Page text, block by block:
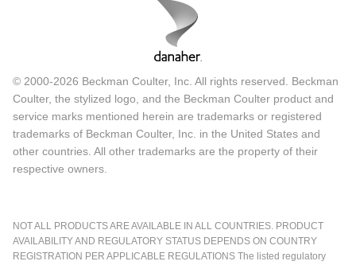
© 2000-2026 Beckman Coulter, Inc. All rights reserved. Beckman
Coulter, the stylized logo, and the Beckman Coulter product and
service marks mentioned herein are trademarks or registered
trademarks of Beckman Coulter, Inc. in the United States and
other countries. All other trademarks are the property of their
respective owners.
NOT ALL PRODUCTS ARE AVAILABLE IN ALL COUNTRIES. PRODUCT
AVAILABILITY AND REGULATORY STATUS DEPENDS ON COUNTRY
REGISTRATION PER APPLICABLE REGULATIONS The listed regulatory